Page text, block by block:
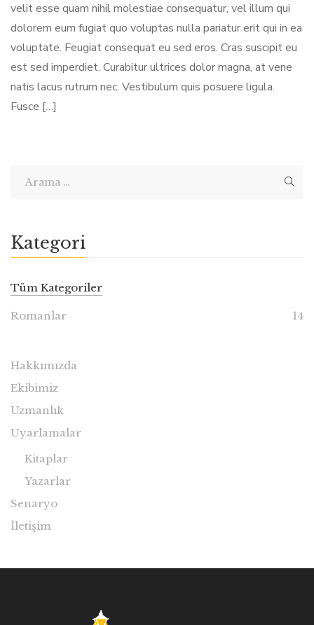
velit esse quam nihil molestiae consequatur, vel illum qui
dolorem eum fugiat quo voluptas nulla pariatur erit qui in ea
voluptate. Feugiat consequat eu sed eros. Cras suscipit eu
est sed imperdiet. Curabitur ultrices dolor magna, at vene
natis lacus rutrum nec. Vestibulum quis posuere ligula.
Fusce […]
Kategori
Tüm Kategoriler
Romanlar 14
Hakkımızda
Ekibimiz
Uzmanlık
Uyarlamalar
Kitaplar
Yazarlar
Senaryo
İletişim